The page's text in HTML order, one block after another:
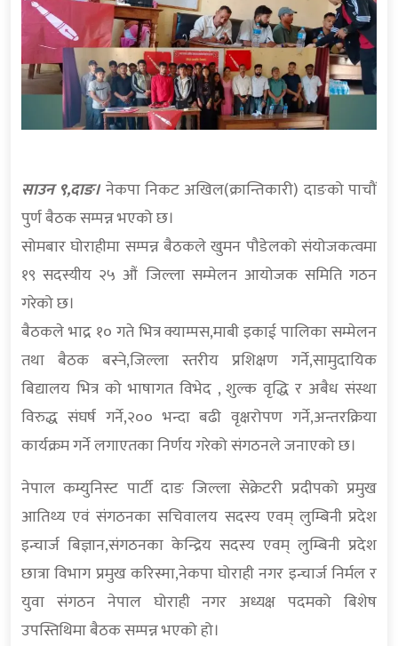
साउन ९,दाङ।नेकपा निकट अखिल(क्रान्तिकारी) दाङको पाचौं
पुर्ण बैठक सम्पन्न भएको छ।
सोमबार घोराहीमा सम्पन्न बैठकले खुमन पौडेलको संयोजकत्वमा
१९ सदस्यीय २५ औं जिल्ला सम्मेलन आयोजक समिति गठन
गरेको छ।
बैठकले भाद्र १० गते भित्र क्याम्पस,माबी इकाई पालिका सम्मेलन
तथा बैठक बस्ने,जिल्ला स्तरीय प्रशिक्षण गर्ने,सामुदायिक
बिद्यालय भित्र को भाषागत विभेद , शुल्क वृद्धि र अबैध संस्था
विरुद्ध संघर्ष गर्ने,२०० भन्दा बढी वृक्षरोपण गर्ने,अन्तरक्रिया
कार्यक्रम गर्ने लगाएतका निर्णय गरेको संगठनले जनाएको छ।
नेपाल कम्युनिस्ट पार्टी दाङ जिल्ला सेक्रेटरी प्रदीपको प्रमुख
आतिथ्य एवं संगठनका सचिवालय सदस्य एवम् लुम्बिनी प्रदेश
इन्चार्ज बिज्ञान,संगठनका केन्द्रिय सदस्य एवम् लुम्बिनी प्रदेश
छात्रा विभाग प्रमुख करिस्मा,नेकपा घोराही नगर इन्चार्ज निर्मल र
युवा संगठन नेपाल घोराही नगर अध्यक्ष पदमको बिशेष
उपस्तिथिमा बैठक सम्पन्न भएको हो।